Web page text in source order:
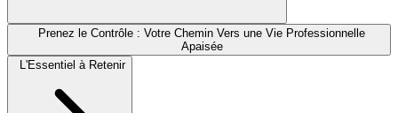
Prenez le Contrôle : Votre Chemin Vers une Vie Professionnelle
Apaisée
L'Essentiel à Retenir